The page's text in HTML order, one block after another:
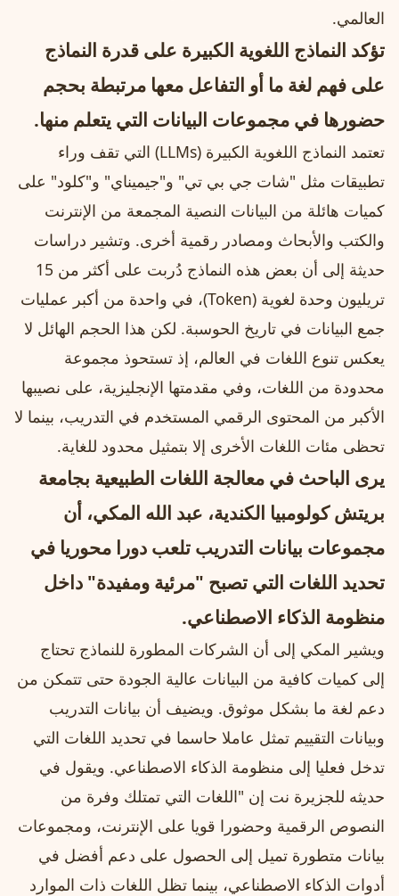
العالمي.
تؤكد النماذج اللغوية الكبيرة على قدرة النماذج
على فهم لغة ما أو التفاعل معها مرتبطة بحجم
حضورها في مجموعات البيانات التي يتعلم منها.
تعتمد النماذج اللغوية الكبيرة (LLMs) التي تقف وراء
تطبيقات مثل "شات جي بي تي" و"جيميناي" و"كلود" على
كميات هائلة من البيانات النصية المجمعة من الإنترنت
والكتب والأبحاث ومصادر رقمية أخرى. وتشير دراسات
حديثة إلى أن بعض هذه النماذج دُربت على أكثر من 15
تريليون وحدة لغوية (Token)، في واحدة من أكبر عمليات
جمع البيانات في تاريخ الحوسبة. لكن هذا الحجم الهائل لا
يعكس تنوع اللغات في العالم، إذ تستحوذ مجموعة
محدودة من اللغات، وفي مقدمتها الإنجليزية، على نصيبها
الأكبر من المحتوى الرقمي المستخدم في التدريب، بينما لا
تحظى مئات اللغات الأخرى إلا بتمثيل محدود للغاية.
يرى الباحث في معالجة اللغات الطبيعية بجامعة
بريتش كولومبيا الكندية، عبد الله المكي، أن
مجموعات بيانات التدريب تلعب دورا محوريا في
تحديد اللغات التي تصبح "مرئية ومفيدة" داخل
منظومة الذكاء الاصطناعي.
ويشير المكي إلى أن الشركات المطورة للنماذج تحتاج
إلى كميات كافية من البيانات عالية الجودة حتى تتمكن من
دعم لغة ما بشكل موثوق. ويضيف أن بيانات التدريب
وبيانات التقييم تمثل عاملا حاسما في تحديد اللغات التي
تدخل فعليا إلى منظومة الذكاء الاصطناعي. ويقول في
حديثه للجزيرة نت إن "اللغات التي تمتلك وفرة من
النصوص الرقمية وحضورا قويا على الإنترنت، ومجموعات
بيانات متطورة تميل إلى الحصول على دعم أفضل في
أدوات الذكاء الاصطناعي، بينما تظل اللغات ذات الموارد